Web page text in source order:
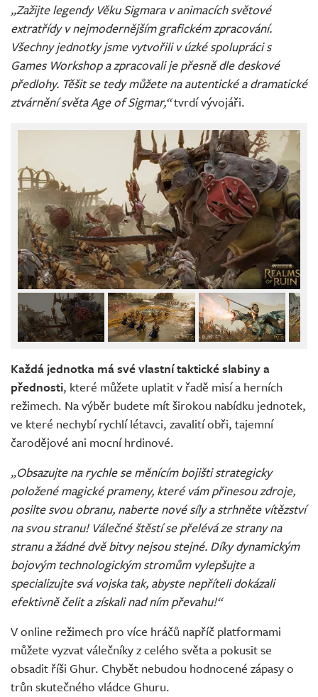
„Zažijte legendy Věku Sigmara v animacích světové
extratřídy v nejmodernějším grafickém zpracování.
Všechny jednotky jsme vytvořili v úzké spolupráci s
Games Workshop a zpracovali je přesně dle deskové
předlohy. Těšit se tedy můžete na autentické a dramatické
ztvárnění světa Age of Sigmar,“tvrdí vývojáři.
Každá jednotka má své vlastní taktické slabiny a
přednosti, které můžete uplatit v řadě misí a herních
režimech. Na výběr budete mít širokou nabídku jednotek,
ve které nechybí rychlí létavci, zavalití obři, tajemní
čarodějové ani mocní hrdinové.
„Obsazujte na rychle se měnícím bojišti strategicky
položené magické prameny, které vám přinesou zdroje,
posilte svou obranu, naberte nové síly a strhněte vítězství
na svou stranu! Válečné štěstí se přelévá ze strany na
stranu a žádné dvě bitvy nejsou stejné. Díky dynamickým
bojovým technologickým stromům vylepšujte a
specializujte svá vojska tak, abyste nepříteli dokázali
efektivně čelit a získali nad ním převahu!“
V online režimech pro více hráčů napříč platformami
můžete vyzvat válečníky z celého světa a pokusit se
obsadit říši Ghur. Chybět nebudou hodnocené zápasy o
trůn skutečného vládce Ghuru.